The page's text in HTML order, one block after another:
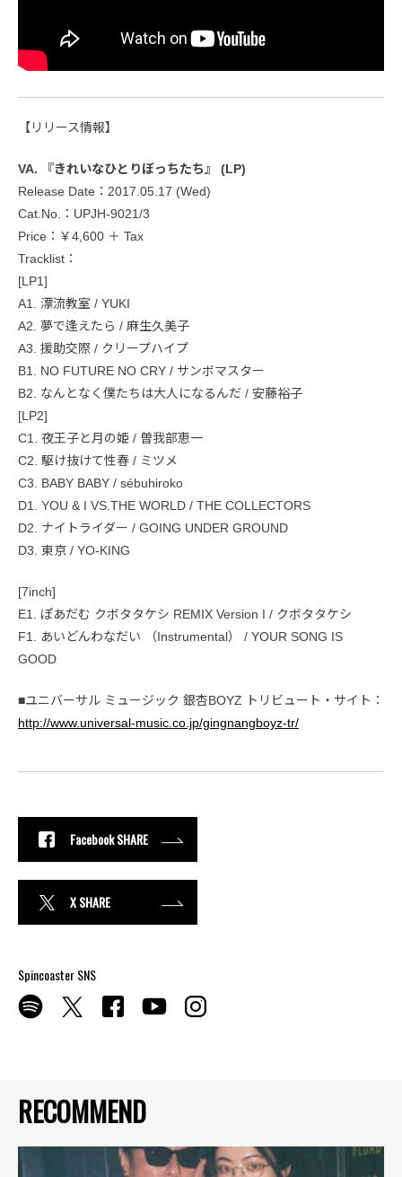
RECOMMEND
【リリース情報】
VA. 『きれいなひとりぼっちたち』 (LP)
Release Date：2017.05.17 (Wed)
Cat.No.：UPJH-9021/3
Price：￥4,600 ＋ Tax
Tracklist：
[LP1]
A1. 漂流教室 / YUKI
A2. 夢で逢えたら / 麻生久美子
A3. 援助交際 / クリープハイプ
B1. NO FUTURE NO CRY / サンボマスター
B2. なんとなく僕たちは大人になるんだ / 安藤裕子
[LP2]
C1. 夜王子と月の姫 / 曽我部恵一
C2. 駆け抜けて性春 / ミツメ
C3. BABY BABY / sébuhiroko
D1. YOU & I VS.THE WORLD / THE COLLECTORS
D2. ナイトライダー / GOING UNDER GROUND
D3. 東京 / YO-KING
[7inch]
E1. ぽあだむ クボタタケシ REMIX Version I / クボタタケシ
F1. あいどんわなだい （Instrumental） / YOUR SONG IS
GOOD
■ユニバーサル ミュージック 銀杏BOYZ トリビュート・サイト：
http://www.universal-music.co.jp/gingnangboyz-tr/
Facebook SHARE
X SHARE
Spincoaster SNS